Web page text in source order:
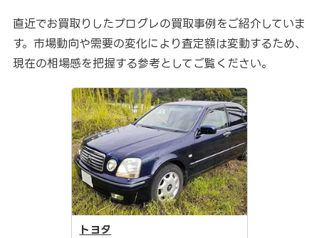
直近でお買取りしたプログレの買取事例をご紹介していま
す。市場動向や需要の変化により査定額は変動するため、
現在の相場感を把握する参考としてご覧ください。
トヨタ